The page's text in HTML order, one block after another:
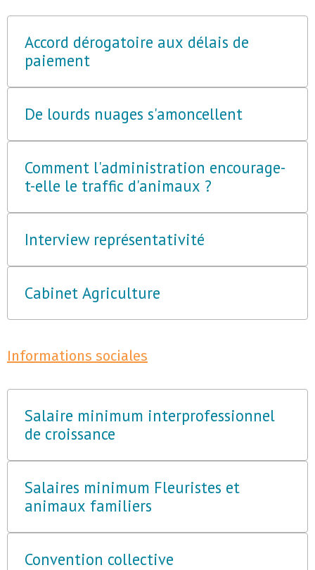
Accord dérogatoire aux délais de
paiement
De lourds nuages s'amoncellent
Comment l'administration encourage-
t-elle le traffic d'animaux ?
Interview représentativité
Cabinet Agriculture
Informations sociales
Salaire minimum interprofessionnel
de croissance
Salaires minimum Fleuristes et
animaux familiers
Convention collective